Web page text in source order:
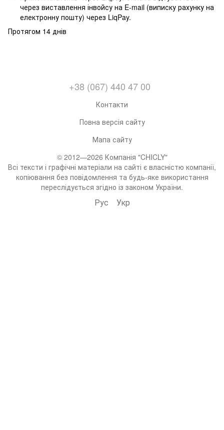
через виставлення інвойсу на E-mail (виписку рахунку на
електронну пошту) через LiqPay.
Протягом 14 днів
+38 (067) 440 47 00
Контакти
Повна версія сайту
Мапа сайту
© 2012—2026 Компанія "CHICLY"
Всі тексти і графічні матеріали на сайті є власністю компанії,
копіювання без повідомлення та будь-яке використання
переслідується згідно із законом України.
Рус Укр